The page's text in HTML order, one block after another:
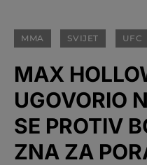
MMA SVIJET UFC
MAX
UGOVORIO
SE PROTIV
ZNA ZA